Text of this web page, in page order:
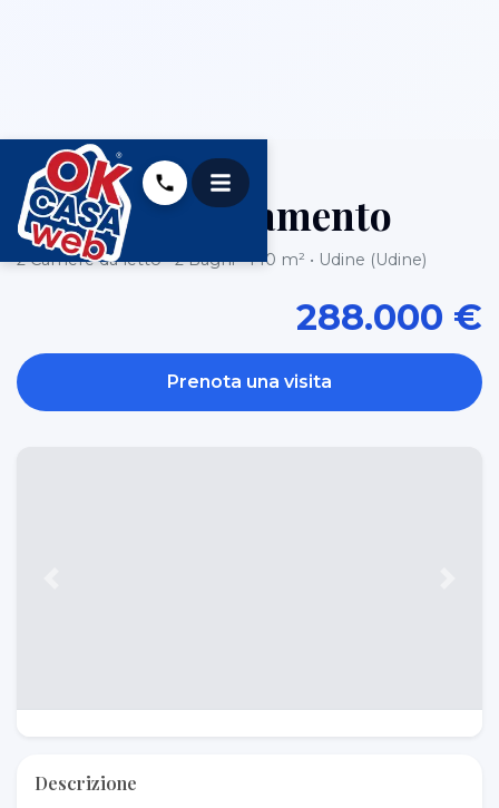
VENDITA
Udine Appartamento
2 Camere da letto • 2 Bagni • 140 m² • Udine (Udine)
288.000 €
Prenota una visita
Descrizione